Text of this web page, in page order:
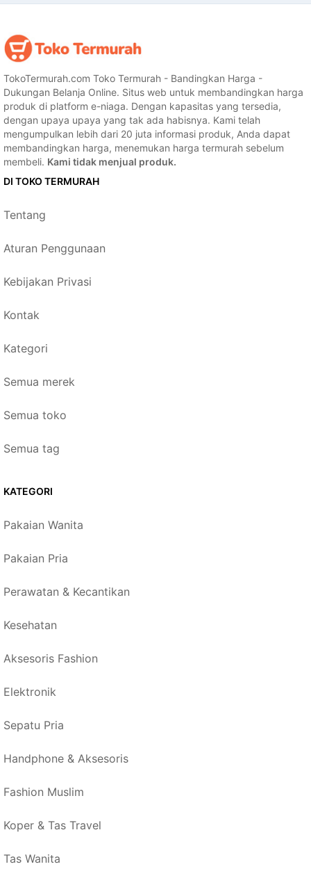
Grade
TokoTermurah.com Toko Termurah - Bandingkan Harga -
Dukungan Belanja Online. Situs web untuk membandingkan harga
produk di platform e-niaga. Dengan kapasitas yang tersedia,
dengan upaya upaya yang tak ada habisnya. Kami telah
mengumpulkan lebih dari 20 juta informasi produk, Anda dapat
membandingkan harga, menemukan harga termurah sebelum
membeli. Kami tidak menjual produk.
DI TOKO TERMURAH
Tentang
Aturan Penggunaan
Kebijakan Privasi
Kontak
Kategori
Semua merek
Semua toko
Semua tag
KATEGORI
Pakaian Wanita
Pakaian Pria
Perawatan & Kecantikan
Kesehatan
Aksesoris Fashion
Elektronik
Sepatu Pria
Handphone & Aksesoris
Fashion Muslim
Koper & Tas Travel
Tas Wanita